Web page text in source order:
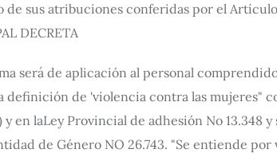
de sus atribuciones conferidas por el Artículo
DECRETA
será de aplicación al personal
definición de 'violencia contra las mujeres"
en laLey Provincial de adhesión No 13.348
de Género NO 26.743. "Se entiende